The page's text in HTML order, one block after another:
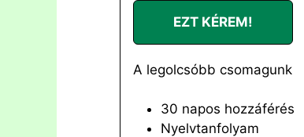
EZT KÉREM!
A legolcsóbb csomagunk
30 napos hozzáférés
Nyelvtanfolyam